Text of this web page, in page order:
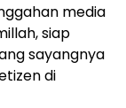
media
siap
sayangnya
di